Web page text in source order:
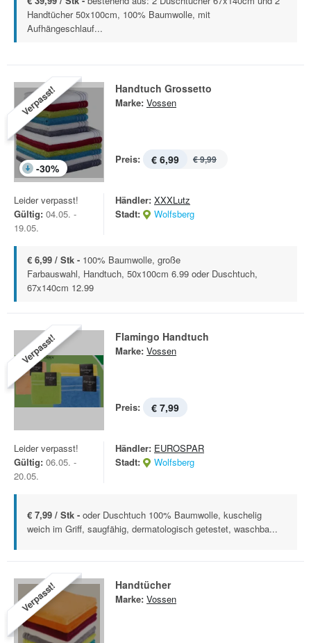
Handtücher 50x100cm, 100% Baumwolle, mit
Aufhängeschlauf...
Verpasst!
-30%
Handtuch Grossetto
Marke: Vossen
Preis: € 6,99 € 9,99
Leider verpasst!
Gültig: 04.05. -
19.05.
Händler: XXXLutz
Stadt:
Wolfsberg
€ 6,99 / Stk - 100% Baumwolle, große
Farbauswahl, Handtuch, 50x100cm 6.99 oder Duschtuch,
67x140cm 12.99
Verpasst! Flamingo Handtuch
Marke: Vossen
Preis: € 7,99
Leider verpasst!
Gültig: 06.05. -
20.05.
Händler: EUROSPAR
Stadt:
Wolfsberg
€ 7,99 / Stk - oder Duschtuch 100% Baumwolle, kuschelig
weich im Griff, saugfähig, dermatologisch getestet, waschba...
Verpasst! Handtücher
Marke: Vossen